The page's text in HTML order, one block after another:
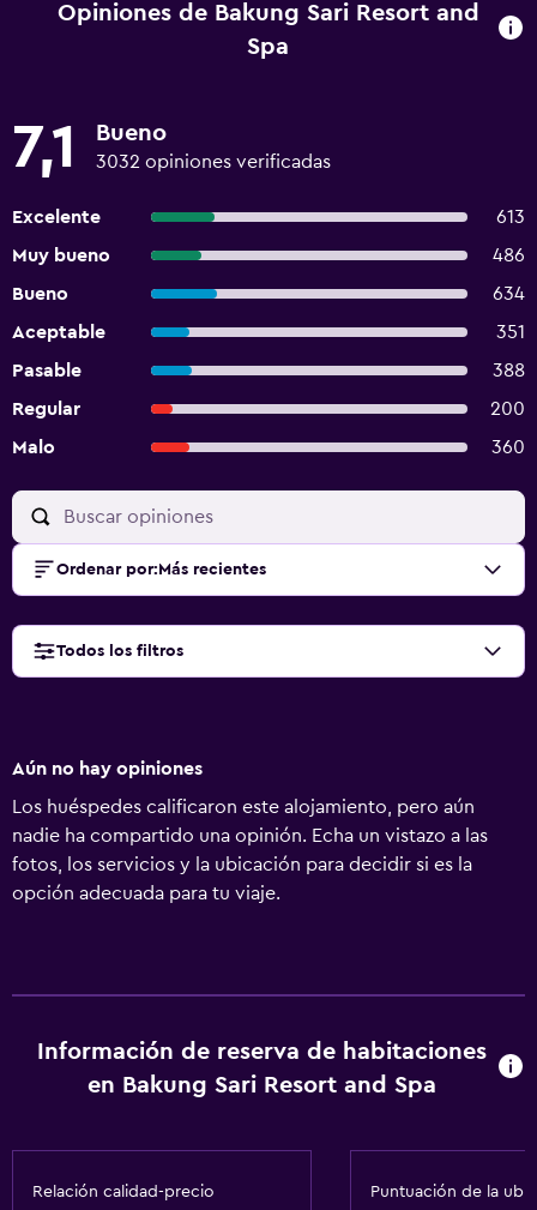
Opiniones de Bakung Sari Resort and
Spa
7,1 Bueno
3032 opiniones verificadas
Excelente
613
Muy bueno
486
Bueno
634
Aceptable
351
Pasable
388
Regular
200
Malo
360
Ordenar por: Más recientes
Todos los filtros
Aún no hay opiniones
Los huéspedes calificaron este alojamiento, pero aún
nadie ha compartido una opinión. Echa un vistazo a las
fotos, los servicios y la ubicación para decidir si es la
opción adecuada para tu viaje.
Información de reserva de habitaciones
en Bakung Sari Resort and Spa
Relación calidad-precio Puntuación de la